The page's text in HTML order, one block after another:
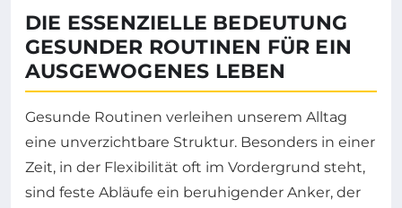
DIE ESSENZIELLE BEDEUTUNG
GESUNDER ROUTINEN FÜR EIN
AUSGEWOGENES LEBEN
Gesunde Routinen verleihen unserem Alltag
eine unverzichtbare Struktur. Besonders in einer
Zeit, in der Flexibilität oft im Vordergrund steht,
sind feste Abläufe ein beruhigender Anker, der